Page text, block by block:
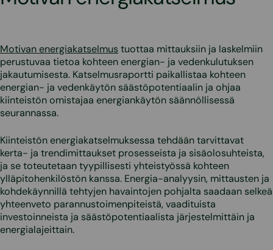
Motivan energiakatselmustuottaa mittauksiin ja laskelmiin
perustuvaa tietoa kohteen energian- ja vedenkulutuksen
jakautumisesta. Katselmusraportti paikallistaa kohteen
energian- ja vedenkäytön säästöpotentiaalin ja ohjaa
kiinteistön omistajaa energiankäytön säännöllisessä
seurannassa.
Kiinteistön energiakatselmuksessa tehdään tarvittavat
kerta- ja trendimittaukset prosesseista ja sisäolosuhteista,
ja se toteutetaan tyypillisesti yhteistyössä kohteen
ylläpitohenkilöstön kanssa. Energia-analyysin, mittausten ja
kohdekäynnillä tehtyjen havaintojen pohjalta saadaan selkeä
yhteenveto parannustoimenpiteistä, vaadituista
investoinneista ja säästöpotentiaalista järjestelmittäin ja
energialajeittain.